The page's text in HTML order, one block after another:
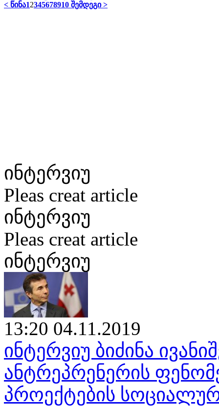
< წინა12345678910 შემდეგი >
ინტერვიუ
Pleas creat article
ინტერვიუ
Pleas creat article
ინტერვიუ
13:20 04.11.2019
ინტერვიუ ბიძინა
ანტრეპრენერის
პროექტების